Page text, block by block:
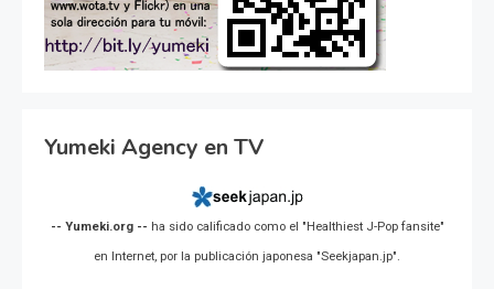
Yumeki Agency en TV
-- Yumeki.org -- ha sido calificado como el "Healthiest J-Pop fansite"
en Internet, por la publicación japonesa "Seekjapan.jp".